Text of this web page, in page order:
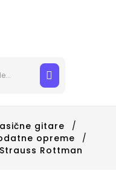
gitare
opreme
Rottman